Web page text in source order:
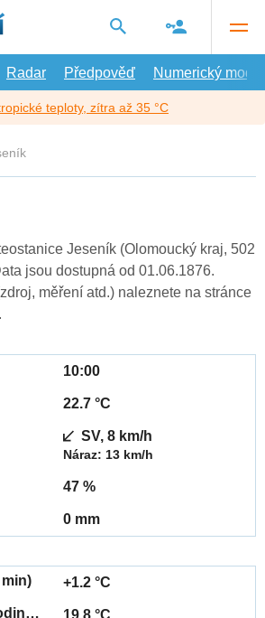
Radar Předpověď Numerický model
teploty, zítra až 35 °C
Jeseník (Olomoucký kraj, 502
jsou dostupná od 01.06.1876.
měření atd.) naleznete na stránce
10:00
22.7 °C
SV, 8 km/h
Náraz: 13 km/h
47 %
0 mm
+1.2 °C